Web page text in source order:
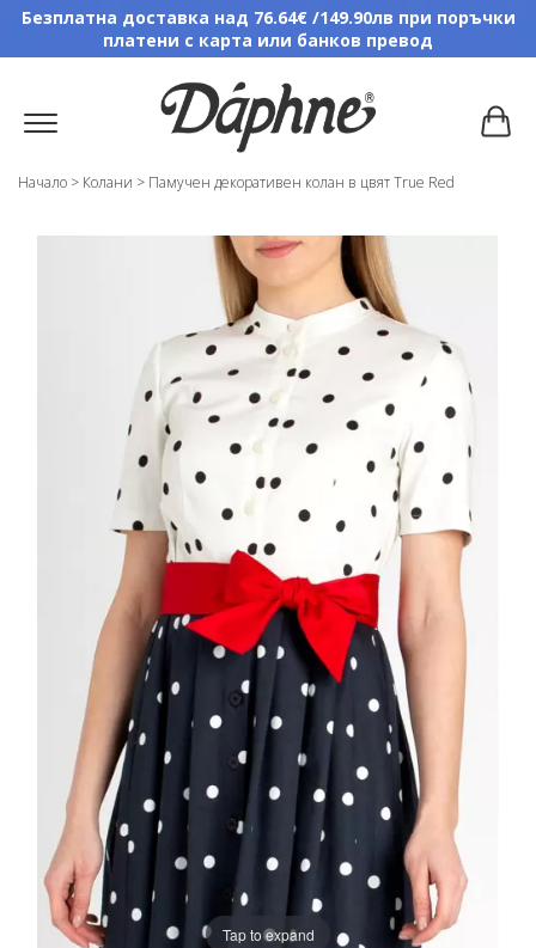
Безплатна доставка над 76.64€ /149.90лв при поръчки
платени с карта или банков превод
Начало > Колани > Памучен декоративен колан в цвят True Red
Tap to expand